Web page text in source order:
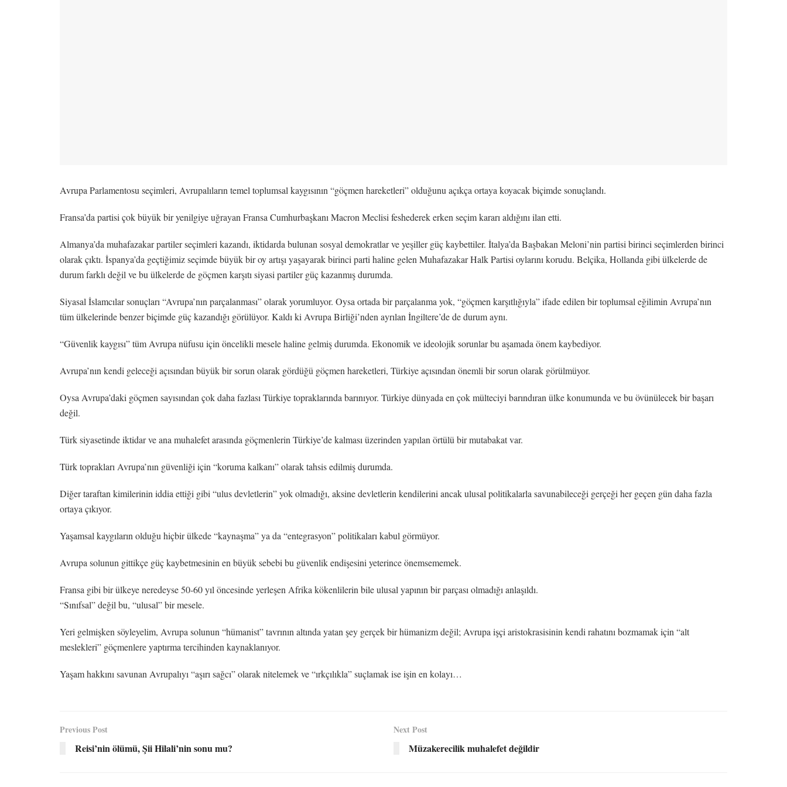
Avrupa Parlamentosu seçimleri, Avrupalıların temel toplumsal kaygısının “göçmen hareketleri” olduğunu açıkça ortaya koyacak biçimde sonuçlandı.
Fransa’da partisi çok büyük bir yenilgiye uğrayan Fransa Cumhurbaşkanı Macron Meclisi feshederek erken seçim kararı aldığını ilan etti.
Almanya’da muhafazakar partiler seçimleri kazandı, iktidarda bulunan sosyal demokratlar ve yeşiller güç kaybettiler. İtalya’da Başbakan Meloni’nin partisi birinci seçimlerden birinci
olarak çıktı. İspanya’da geçtiğimiz seçimde büyük bir oy artışı yaşayarak birinci parti haline gelen Muhafazakar Halk Partisi oylarını korudu. Belçika, Hollanda gibi ülkelerde de
durum farklı değil ve bu ülkelerde de göçmen karşıtı siyasi partiler güç kazanmış durumda.
Siyasal İslamcılar sonuçları “Avrupa’nın parçalanması” olarak yorumluyor. Oysa ortada bir parçalanma yok, “göçmen karşıtlığıyla” ifade edilen bir toplumsal eğilimin Avrupa’nın
tüm ülkelerinde benzer biçimde güç kazandığı görülüyor. Kaldı ki Avrupa Birliği’nden ayrılan İngiltere’de de durum aynı.
“Güvenlik kaygısı” tüm Avrupa nüfusu için öncelikli mesele haline gelmiş durumda. Ekonomik ve ideolojik sorunlar bu aşamada önem kaybediyor.
Avrupa’nın kendi geleceği açısından büyük bir sorun olarak gördüğü göçmen hareketleri, Türkiye açısından önemli bir sorun olarak görülmüyor.
Oysa Avrupa’daki göçmen sayısından çok daha fazlası Türkiye topraklarında barınıyor. Türkiye dünyada en çok mülteciyi barındıran ülke konumunda ve bu övünülecek bir başarı
değil.
Türk siyasetinde iktidar ve ana muhalefet arasında göçmenlerin Türkiye’de kalması üzerinden yapılan örtülü bir mutabakat var.
Türk toprakları Avrupa’nın güvenliği için “koruma kalkanı” olarak tahsis edilmiş durumda.
Diğer taraftan kimilerinin iddia ettiği gibi “ulus devletlerin” yok olmadığı, aksine devletlerin kendilerini ancak ulusal politikalarla savunabileceği gerçeği her geçen gün daha fazla
ortaya çıkıyor.
Yaşamsal kaygıların olduğu hiçbir ülkede “kaynaşma” ya da “entegrasyon” politikaları kabul görmüyor.
Avrupa solunun gittikçe güç kaybetmesinin en büyük sebebi bu güvenlik endişesini yeterince önemsememek.
Fransa gibi bir ülkeye neredeyse 50-60 yıl öncesinde yerleşen Afrika kökenlilerin bile ulusal yapının bir parçası olmadığı anlaşıldı.
“Sınıfsal” değil bu, “ulusal” bir mesele.
Yeri gelmişken söyleyelim, Avrupa solunun “hümanist” tavrının altında yatan şey gerçek bir hümanizm değil; Avrupa işçi aristokrasisinin kendi rahatını bozmamak için “alt
meslekleri” göçmenlere yaptırma tercihinden kaynaklanıyor.
Yaşam hakkını savunan Avrupalıyı “aşırı sağcı” olarak nitelemek ve “ırkçılıkla” suçlamak ise işin en kolayı…
Previous Post
Reisi’nin ölümü, Şii Hilali’nin sonu mu?
Next Post
Müzakerecilik muhalefet değildir